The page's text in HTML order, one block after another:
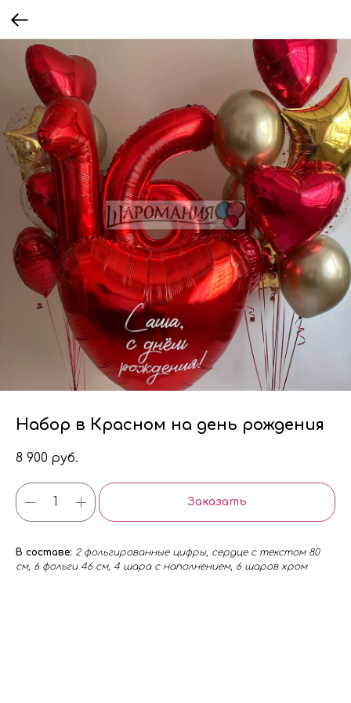
Набор в Красном на день рождения
8 900 руб.
Заказать
В составе: 2 фольгированные цифры, сердце с текстом 80
см, 6 фольги 46 см, 4 шара с наполнением, 6 шаров хром